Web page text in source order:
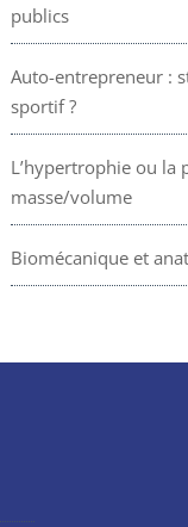
publics
Auto-entrepreneur :
sportif ?
L’hypertrophie ou la
masse/volume
Biomécanique et